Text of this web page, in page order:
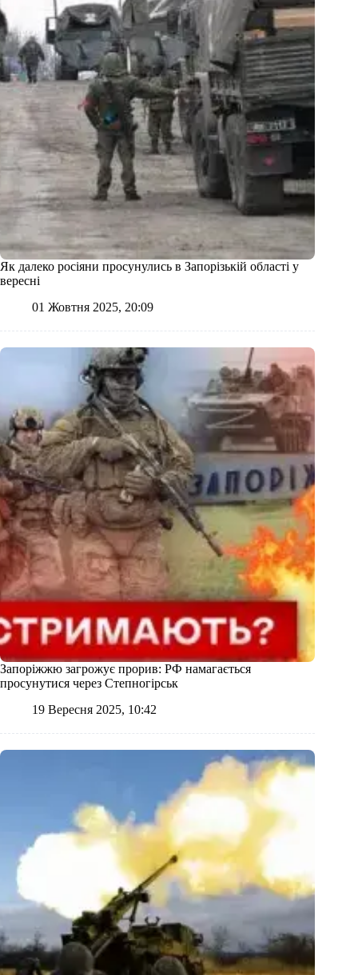
Як далеко росіяни просунулись в Запорізькій області у
вересні
01 Жовтня 2025, 20:09
Запоріжжю загрожує прорив: РФ намагається
просунутися через Степногірськ
19 Вересня 2025, 10:42